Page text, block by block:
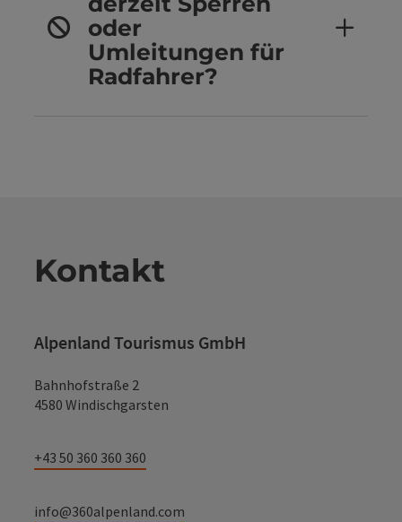
oder
Umleitungen für
Radfahrer?
Kontakt
Alpenland Tourismus GmbH
Bahnhofstraße 2
4580 Windischgarsten
+43 50 360 360 360
info@360alpenland.com